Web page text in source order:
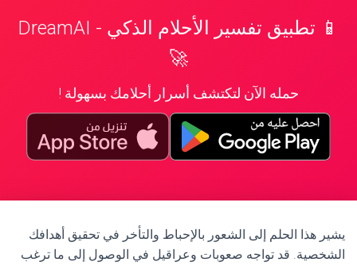
📱 تطبيق تفسير الأحلام الذكي - DreamAI
🚀
حمله الآن لتكتشف أسرار أحلامك بسهولة !
يشير هذا الحلم إلى الشعور بالإحباط والتأخر في تحقيق أهدافك
الشخصية. قد تواجه صعوبات وعراقيل في الوصول إلى ما ترغب